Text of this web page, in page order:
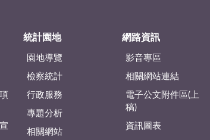
統計園地
園地導覽
檢察統計
行政服務
專題分析
相關網站
網路資訊
影音專區
相關網站連結
電子公文附件區(上
稿)
資訊圖表